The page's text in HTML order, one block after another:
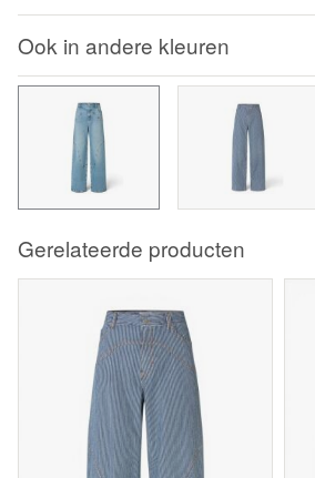
Ook in andere kleuren
Gerelateerde producten